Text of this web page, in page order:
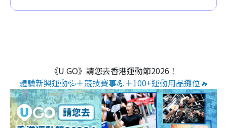
《U GO》請您去香港運動節2026！
體驗新興運動💦＋競技賽事💪＋100+運動用品攤位🔥